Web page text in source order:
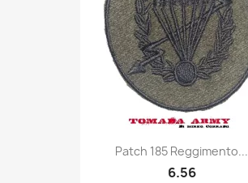
Quick view
Patch 185 Reggimento...
6.56